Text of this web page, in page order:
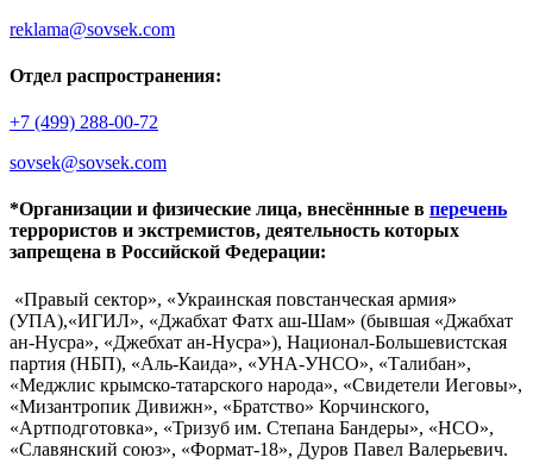
reklama@sovsek.com
Отдел распространения:
+7 (499) 288-00-72
sovsek@sovsek.com
*Организации и физические лица, внесённные в перечень
террористов и экстремистов, деятельность которых
запрещена в Российской Федерации:
«Правый сектор», «Украинская повстанческая армия»
(УПА),«ИГИЛ», «Джабхат Фатх аш-Шам» (бывшая «Джабхат
ан-Нусра», «Джебхат ан-Нусра»), Национал-Большевистская
партия (НБП), «Аль-Каида», «УНА-УНСО», «Талибан»,
«Меджлис крымско-татарского народа», «Свидетели Иеговы»,
«Мизантропик Дивижн», «Братство» Корчинского,
«Артподготовка», «Тризуб им. Степана Бандеры», «НСО»,
«Славянский союз», «Формат-18», Дуров Павел Валерьевич.